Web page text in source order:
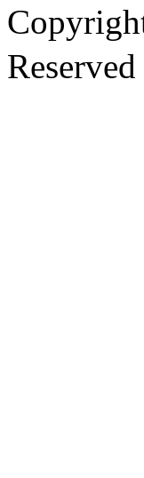
Reserved